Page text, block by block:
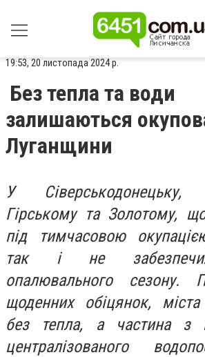
19:53, 20 листопада 2024 р.
Без тепла та води
залишаються
Луганщини
У Сіверськодонецьку,
Гірському та Золотому,
під тимчасовою
так і не
опалювального сезону.
щоденних обіцянок,
без тепла, а частина
централізованого